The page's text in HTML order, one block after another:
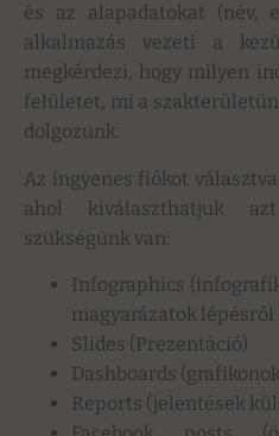
és az alapadatokat (név,
alkalmazás vezeti a
megkérdezi, hogy milyen
felületet, mi a
dolgozunk.
Az ingyenes fiókot
ahol kiválaszthatjuk
szükségünk van:
Infographics
magyarázatok lépésről
Slides (Prezentáció)
Dashboards
Reports (jelentések